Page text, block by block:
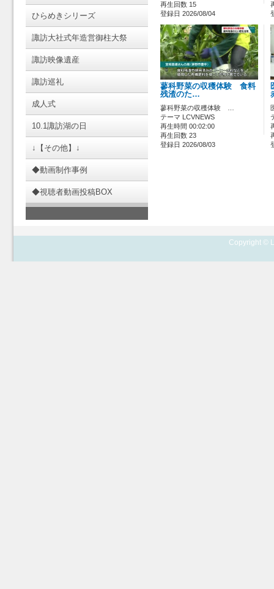
ひらめきシリーズ
諏訪大社式年造営御柱大祭
諏訪映像遺産
諏訪巡礼
成人式
10.1諏訪湖の日
↓【その他】↓
◆動画制作事例
◆視聴者動画投稿BOX
再生回数 15
登録日 2026/08/04
蓼科野菜の収穫体験 食料
残渣のた…
蓼科野菜の収穫体験 …
テーマ LCVNEWS
再生時間 00:02:00
再生回数 23
登録日 2026/08/03
Copyright ©